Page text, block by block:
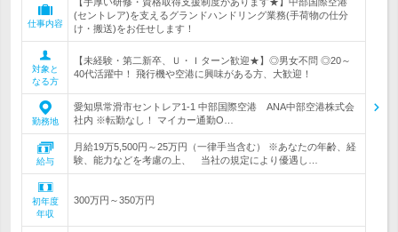
仕事内容
(セントレア)を支えるグランドハンドリング業務(手荷物の仕分
け・搬送)をお任せします！
対象と
なる方
【未経験・第二新卒、Ｕ・Ｉターン歓迎★】◎男女不問 ◎20～
40代活躍中！ 飛行機や空港に興味がある方、大歓迎！
勤務地
愛知県常滑市セントレア1-1 中部国際空港 ANA中部空港株式会
社内 ※転勤なし！ マイカー通勤O…
給与
月給19万5,500円～25万円（一律手当含む） ※あなたの年齢、経
験、能力などを考慮の上、 当社の規定により優遇し…
初年度
年収
300万円～350万円